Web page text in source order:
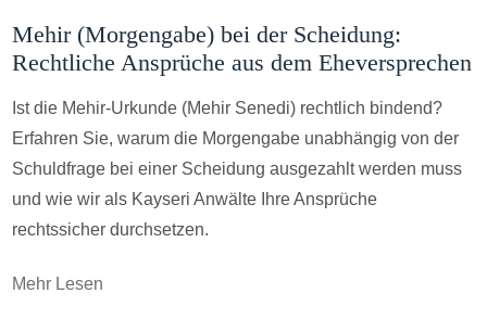
Mehir (Morgengabe) bei der Scheidung:
Rechtliche Ansprüche aus dem Eheversprechen
Ist die Mehir-Urkunde (Mehir Senedi) rechtlich bindend?
Erfahren Sie, warum die Morgengabe unabhängig von der
Schuldfrage bei einer Scheidung ausgezahlt werden muss
und wie wir als Kayseri Anwälte Ihre Ansprüche
rechtssicher durchsetzen.
Mehr Lesen